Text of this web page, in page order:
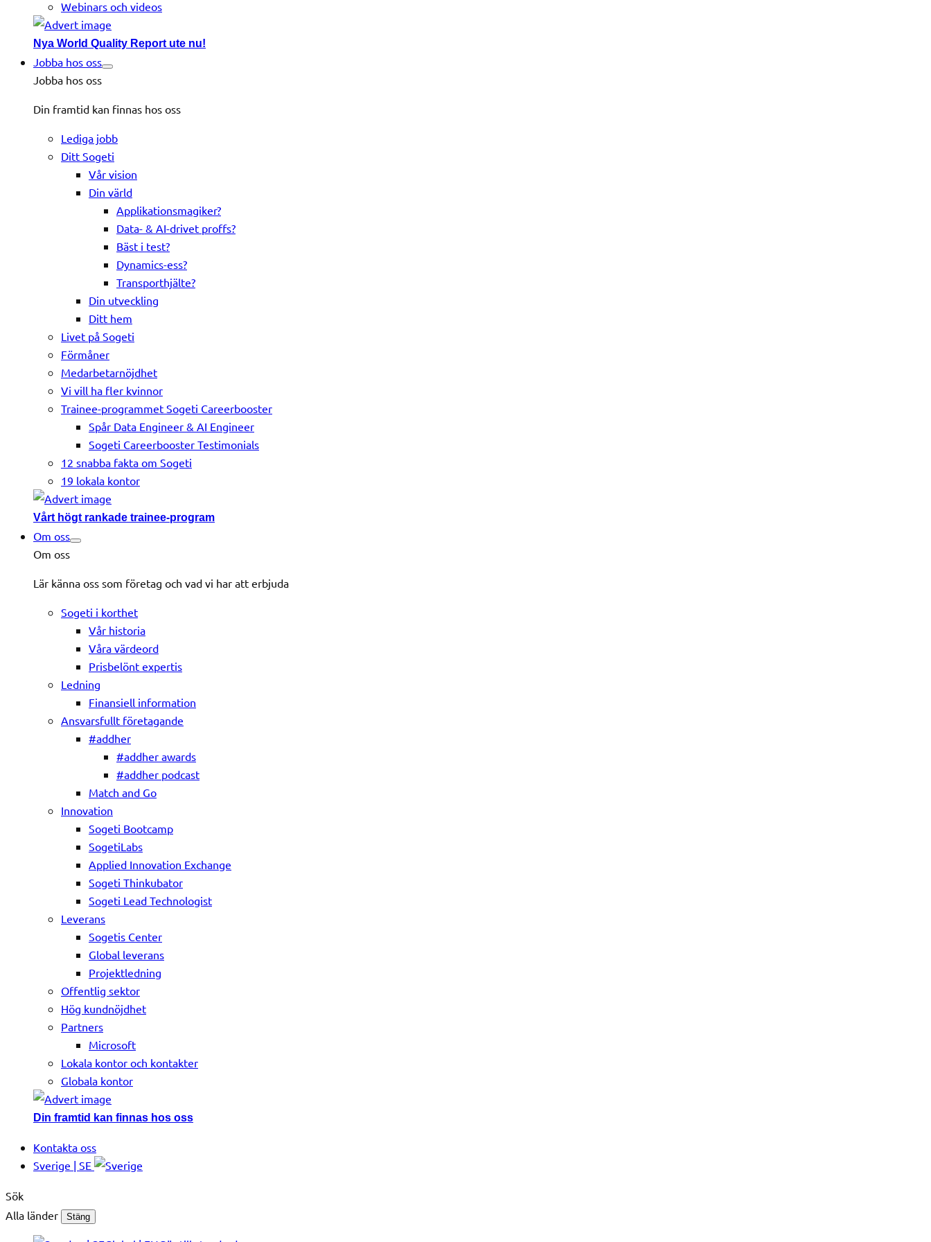
Webinars och videos
Nya World Quality Report ute nu!
Jobba hos oss
Jobba hos oss
Din framtid kan finnas hos oss
Lediga jobb
Ditt Sogeti
Vår vision
Din värld
Applikationsmagiker?
Data- & AI-drivet proffs?
Bäst i test?
Dynamics-ess?
Transporthjälte?
Din utveckling
Ditt hem
Livet på Sogeti
Förmåner
Medarbetarnöjdhet
Vi vill ha fler kvinnor
Trainee-programmet Sogeti Careerbooster
Spår Data Engineer & AI Engineer
Sogeti Careerbooster Testimonials
12 snabba fakta om Sogeti
19 lokala kontor
Vårt högt rankade trainee-program
Om oss
Om oss
Lär känna oss som företag och vad vi har att erbjuda
Sogeti i korthet
Vår historia
Våra värdeord
Prisbelönt expertis
Ledning
Finansiell information
Ansvarsfullt företagande
#addher
#addher awards
#addher podcast
Match and Go
Innovation
Sogeti Bootcamp
SogetiLabs
Applied Innovation Exchange
Sogeti Thinkubator
Sogeti Lead Technologist
Leverans
Sogetis Center
Global leverans
Projektledning
Offentlig sektor
Hög kundnöjdhet
Partners
Microsoft
Lokala kontor och kontakter
Globala kontor
Din framtid kan finnas hos oss
Kontakta oss
Sverige | SE
Sök
Alla länder
Stäng